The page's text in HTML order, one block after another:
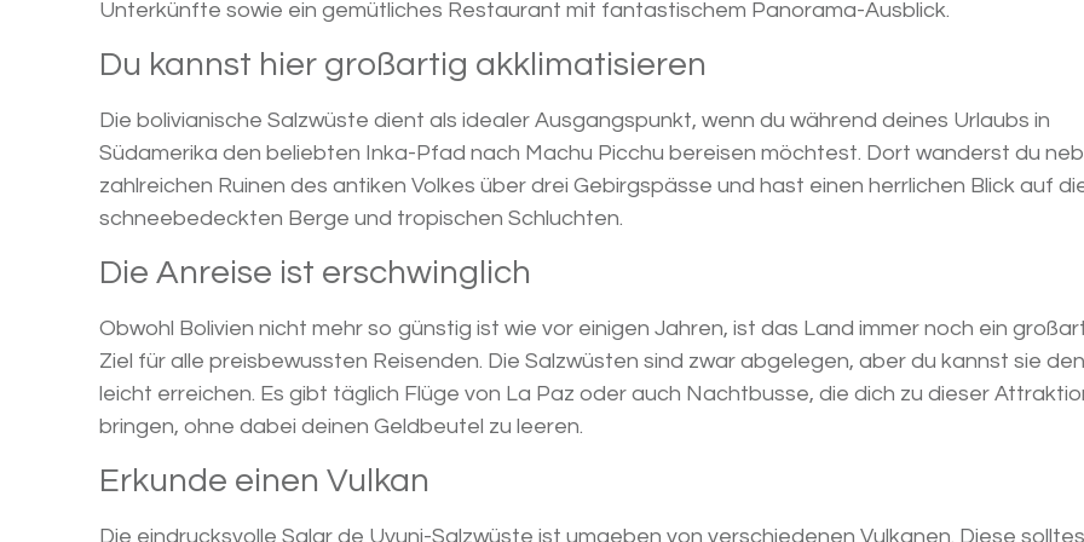
Unterkünfte sowie ein gemütliches Restaurant mit fantastischem Panorama-Ausblick.
Du kannst hier großartig akklimatisieren
Die bolivianische Salzwüste dient als idealer Ausgangspunkt, wenn du während deines Urlaubs in
Südamerika den beliebten Inka-Pfad nach Machu Picchu bereisen möchtest. Dort wanderst du
zahlreichen Ruinen des antiken Volkes über drei Gebirgspässe und hast einen herrlichen Blick auf
schneebedeckten Berge und tropischen Schluchten.
Die Anreise ist erschwinglich
Obwohl Bolivien nicht mehr so günstig ist wie vor einigen Jahren, ist das Land immer noch ein
Ziel für alle preisbewussten Reisenden. Die Salzwüsten sind zwar abgelegen, aber du kannst sie
leicht erreichen. Es gibt täglich Flüge von La Paz oder auch Nachtbusse, die dich zu dieser
bringen, ohne dabei deinen Geldbeutel zu leeren.
Erkunde einen Vulkan
Die eindrucksvolle Salar de Uyuni-Salzwüste ist umgeben von verschiedenen Vulkanen. Diese